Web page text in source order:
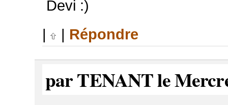
Devi :)
|
| Répondre
par TENANT le